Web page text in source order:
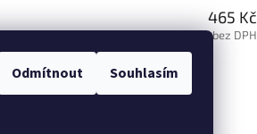
Odmítnout Souhlasím
465 Kč
384 Kč bez DPH